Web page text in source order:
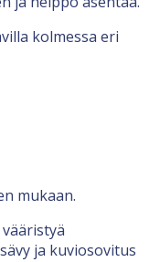
kolmessa eri
mukaan.
ja kuviosovitus